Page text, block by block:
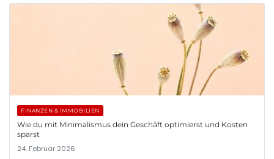
FINANZEN & IMMOBILIEN
Wie du mit Minimalismus dein Geschäft optimierst und Kosten
sparst
24. Februar 2026